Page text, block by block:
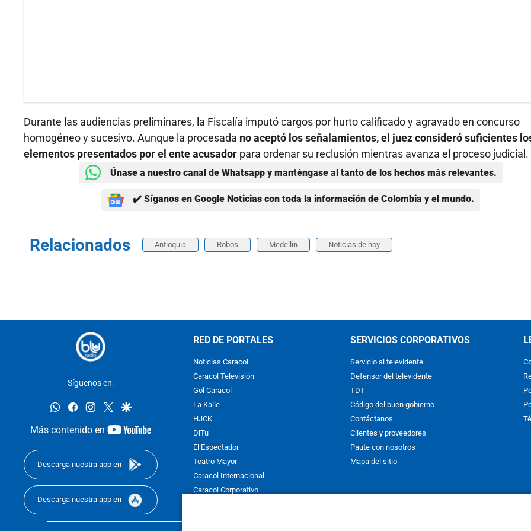
Durante las audiencias preliminares, la Fiscalía imputó cargos por hurto calificado y agravado en concurso
homogéneo y sucesivo. Aunque la procesada no aceptó los señalamientos, el juez consideró suficientes
elementos presentados por el ente acusador para ordenar su reclusión mientras avanza el proceso judicial.
Únase a nuestro canal de Whatsapp y manténgase al tanto de los hechos más relevantes.
✔️ Síganos en Google Noticias con toda la información de Colombia y el mundo.
Relacionados Antioquia Robos Medellín Noticias de hoy
Síguenos en:
whatsappfacebookinstagram
twittergoogle
Más contenido en
youtube-
Descarga nuestra app en
Descarga nuestra app en
RED DE PORTALES
Noticias Caracol
Caracol Televisión
Gol Caracol
La Kalle
HJCK
DiTu
El Espectador
Teatro Mayor
Caracol Internacional
Caracol Corporativo
SERVICIOS CORPORATIVOS
Servicio al televidente
Defensor del televidente
TDT
Código del buen gobierno
Contáctanos
Clientes y proveedores
Paute con nosotros
Mapa del sitio